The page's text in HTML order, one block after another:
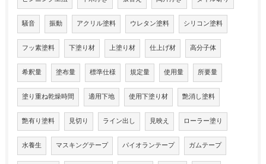
騒音 振動 アクリル塗料 ウレタン塗料 シリコン塗料
フッ素塗料 下塗り材 上塗り材 仕上げ材 高分子体
希釈量 塗布量 標準仕様 規定量 使用量 所要量
塗り重ね乾燥時間 適用下地 使用下塗り材 艶消し塗料
艶有り塗料 見切り ライン出し 見映え ローラー塗り
水養生 マスキングテープ パイオランテープ ガムテープ